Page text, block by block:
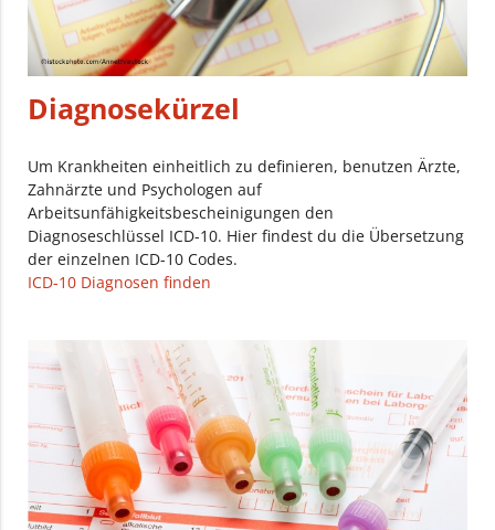
Diagnosekürzel
Um Krankheiten einheitlich zu definieren, benutzen Ärzte,
Zahnärzte und Psychologen auf
Arbeitsunfähigkeitsbescheinigungen den
Diagnoseschlüssel ICD-10. Hier findest du die Übersetzung
der einzelnen ICD-10 Codes.
ICD-10 Diagnosen finden